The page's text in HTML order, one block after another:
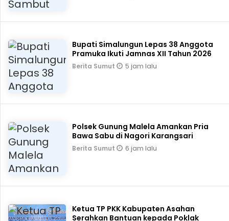
Bupati Simalungun Lepas 38 Anggota
Pramuka Ikuti Jamnas XII Tahun 2026
Berita Sumut 5 jam lalu
Polsek Gunung Malela Amankan Pria
Bawa Sabu di Nagori Karangsari
Berita Sumut 6 jam lalu
Ketua TP PKK Kabupaten Asahan
Serahkan Bantuan kepada Poklak